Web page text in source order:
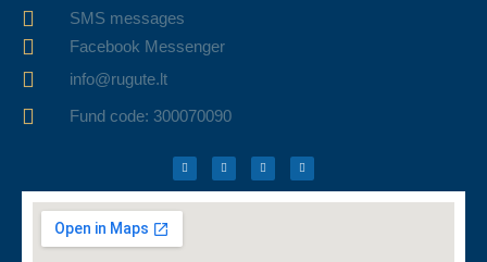
SMS messages
Facebook Messenger
info@rugute.lt
Fund code: 300070090